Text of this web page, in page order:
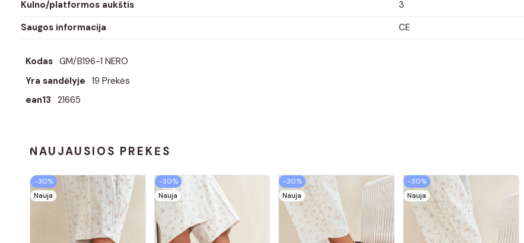
Kulno/platformos aukštis
3
Saugos informacija
CE
Kodas GM/B196-1 NERO
Yra sandėlyje 19 Prekės
ean13 21665
NAUJAUSIOS PREKĖS
−30%
Nauja
−30%
Nauja
−30%
Nauja
−30%
Nauja